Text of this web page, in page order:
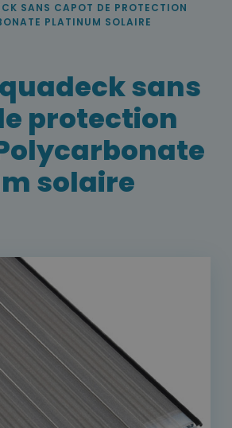
SANS CAPOT DE PROTECTION
PLATINUM SOLAIRE
sans
protection
solaire